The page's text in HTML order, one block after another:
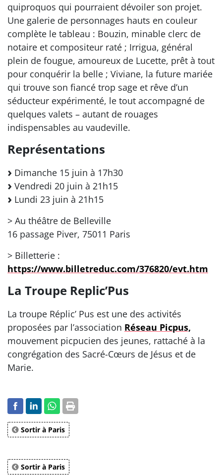
quiproquos qui pourraient dévoiler son projet.
Une galerie de personnages hauts en couleur
complète le tableau : Bouzin, minable clerc de
notaire et compositeur raté ; Irrigua, général
plein de fougue, amoureux de Lucette, prêt à tout
pour conquérir la belle ; Viviane, la future mariée
qui trouve son fiancé trop sage et rêve d’un
séducteur expérimenté, le tout accompagné de
quelques valets – autant de rouages
indispensables au vaudeville.
Représentations
Dimanche 15 juin à 17h30
Vendredi 20 juin à 21h15
Lundi 23 juin à 21h15
> Au théâtre de Belleville
16 passage Piver, 75011 Paris
> Billetterie :
https://www.billetreduc.com/376820/evt.htm
La Troupe Replic’Pus
La troupe Réplic’ Pus est une des activités
proposées par l’association Réseau Picpus,
mouvement picpucien des jeunes, rattaché à la
congrégation des Sacré-Cœurs de Jésus et de
Marie.
Sortir à Paris
Sortir à Paris